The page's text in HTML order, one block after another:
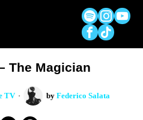
The Magician
TV by Federico Salata